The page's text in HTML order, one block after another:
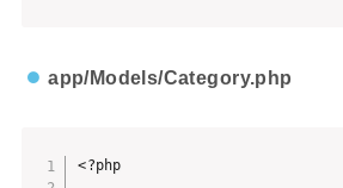
app/Models/Category.php
<?php